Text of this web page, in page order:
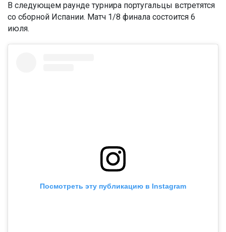
В следующем раунде турнира португальцы встретятся
со сборной Испании. Матч 1/8 финала состоится 6
июля.
Посмотреть эту публикацию в Instagram